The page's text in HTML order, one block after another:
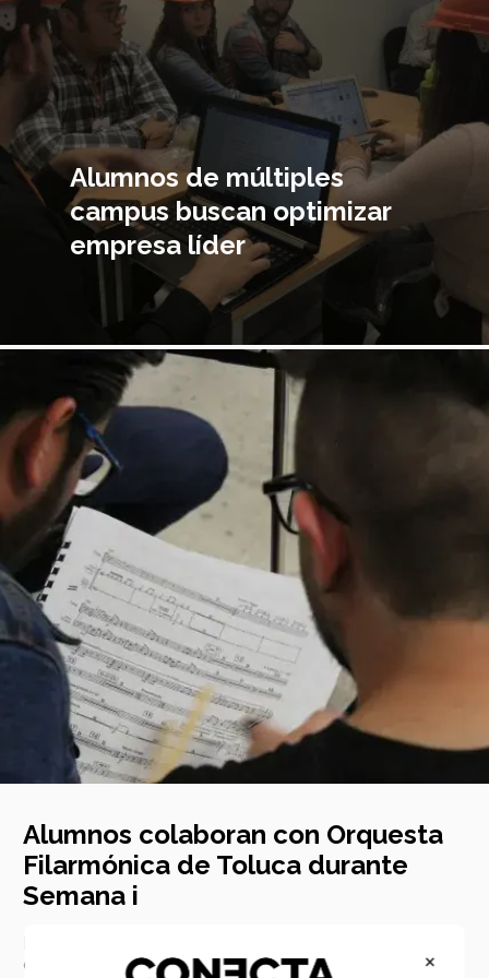
Alumnos de múltiples
campus buscan optimizar
empresa líder
Alumnos colaboran con Orquesta
Filarmónica de Toluca durante
Semana i
creadores de ideas para innovar en la llegada de la×